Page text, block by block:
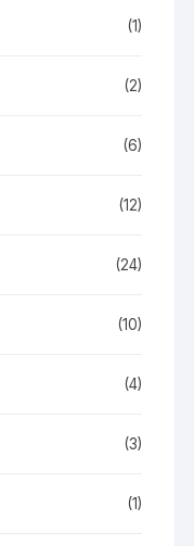
(1)
(2)
(6)
(12)
(24)
(10)
(4)
(3)
(1)